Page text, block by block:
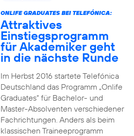
ONLIFE GRADUATES BEI TELEFÓNICA:
Attraktives
Einstiegsprogramm
für Akademiker geht
in die nächste Runde
Im Herbst 2016 startete Telefónica
Deutschland das Programm „Onlife
Graduates“ für Bachelor- und
Master-Absolventen verschiedener
Fachrichtungen. Anders als beim
klassischen Traineeprogramm